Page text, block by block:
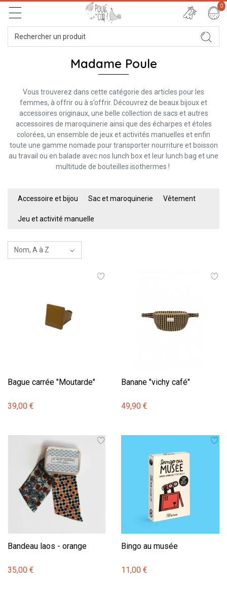
0
Madame Poule
Vous trouverez dans cette catégorie des articles pour les
femmes, à offrir ou à s’offrir. Découvrez de beaux bijoux et
accessoires originaux, une belle collection de sacs et autres
accessoires de maroquinerie ainsi que des écharpes et étoles
colorées, un ensemble de jeux et activités manuelles et enfin
toute une gamme nomade pour transporter nourriture et boisson
au travail ou en balade avec nos lunch box et leur lunch bag et une
multitude de bouteilles isothermes !
Accessoire et bijou Sac et maroquinerie Vêtement
Jeu et activité manuelle
Bague carrée "Moutarde"
39,00 €
Banane "vichy café"
49,90 €
Bandeau laos - orange
35,00 €
Bingo au musée
11,00 €